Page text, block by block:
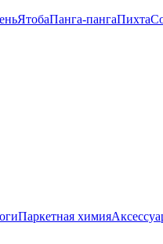
ЯтобаПанга-пангаПихта
Паркетная химия